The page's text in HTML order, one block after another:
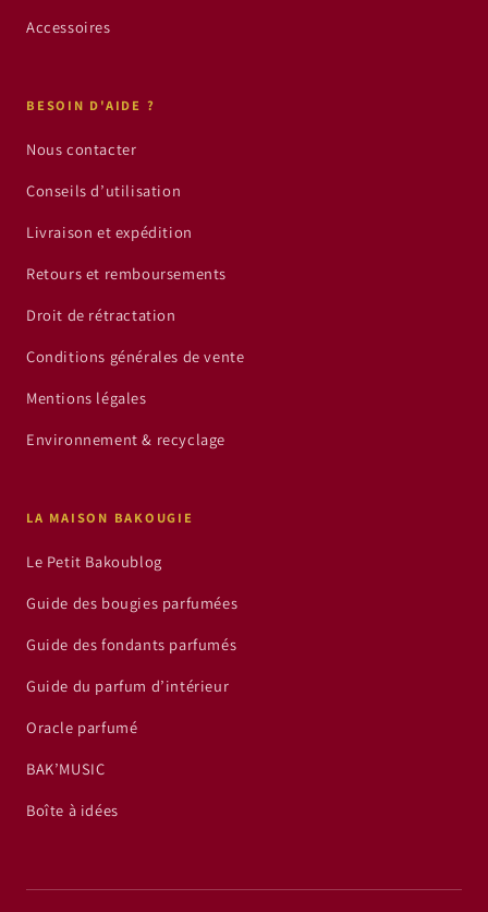
Accessoires
BESOIN D'AIDE ?
Nous contacter
Conseils d’utilisation
Livraison et expédition
Retours et remboursements
Droit de rétractation
Conditions générales de vente
Mentions légales
Environnement & recyclage
LA MAISON BAKOUGIE
Le Petit Bakoublog
Guide des bougies parfumées
Guide des fondants parfumés
Guide du parfum d’intérieur
Oracle parfumé
BAK’MUSIC
Boîte à idées